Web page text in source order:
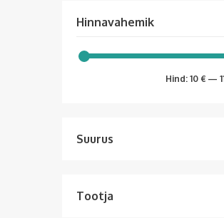
Hinnavahemik
Hind:10 € —
Suurus
Tootja